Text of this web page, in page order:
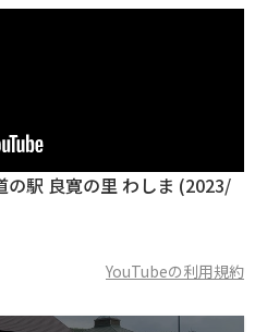
の駅 良寛の里 わしま (2023/
YouTubeの利用規約